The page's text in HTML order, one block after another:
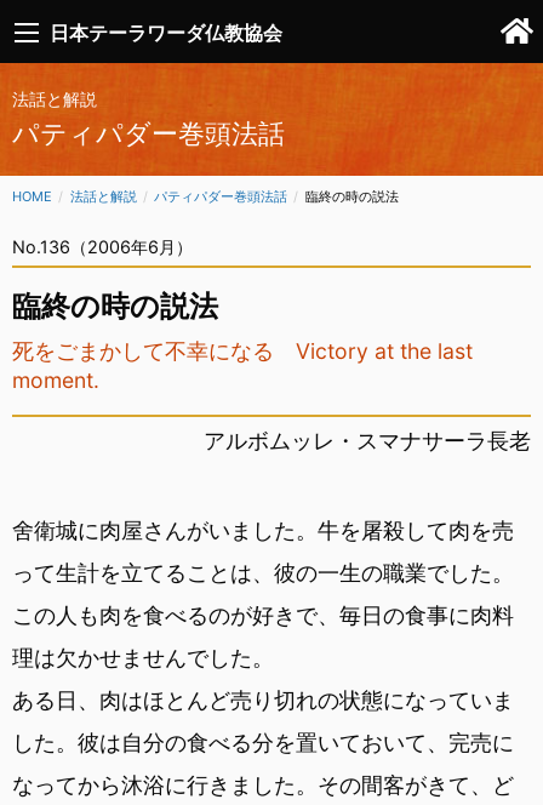
日本テーラワーダ仏教協会
法話と解説
パティパダー巻頭法話
HOME 法話と解説 パティパダー巻頭法話 CURRENT:
臨終の時の説法
No.136（2006年6月）
臨終の時の説法
死をごまかして不幸になる Victory at the last
moment.
アルボムッレ・スマナサーラ長老
舍衛城に肉屋さんがいました。牛を屠殺して肉を売
って生計を立てることは、彼の一生の職業でした。
この人も肉を食べるのが好きで、毎日の食事に肉料
理は欠かせませんでした。
ある日、肉はほとんど売り切れの状態になっていま
した。彼は自分の食べる分を置いておいて、完売に
なってから沐浴に行きました。その間客がきて、ど